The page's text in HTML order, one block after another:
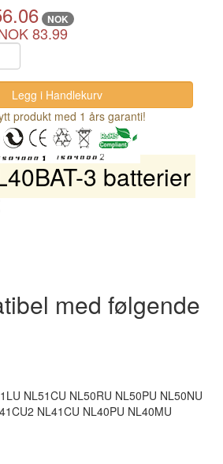
NOK
83.99
produkt med 1 års garanti!
3 batterier
med følgende
NL51CU NL50RU NL50PU NL50NU
NL41CU NL40PU NL40MU